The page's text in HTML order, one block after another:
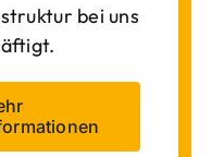
bei uns